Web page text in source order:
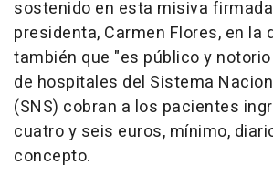
sostenido en esta misiva
presidenta, Carmen Flores, en la
también que "es público y
de hospitales del Sistema
(SNS) cobran a los pacientes
cuatro y seis euros, mínimo,
concepto.